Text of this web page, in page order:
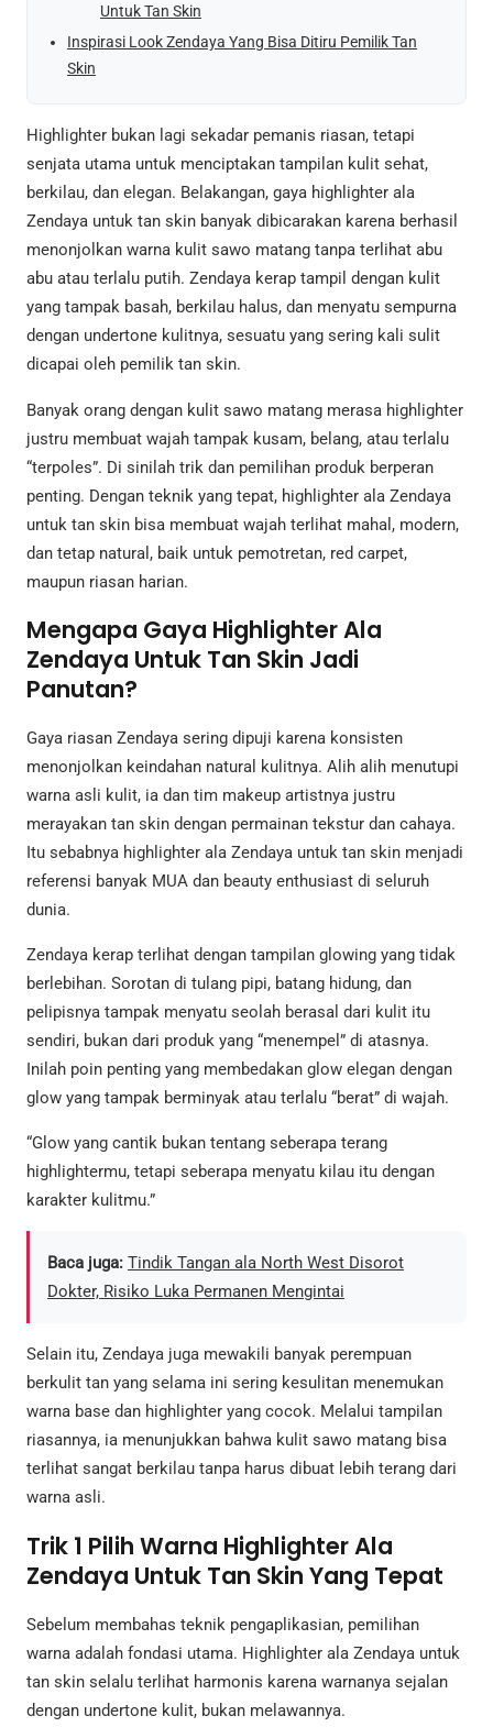
Untuk Tan Skin
Inspirasi Look Zendaya Yang Bisa Ditiru Pemilik Tan
Skin
Highlighter bukan lagi sekadar pemanis riasan, tetapi
senjata utama untuk menciptakan tampilan kulit sehat,
berkilau, dan elegan. Belakangan, gaya highlighter ala
Zendaya untuk tan skin banyak dibicarakan karena berhasil
menonjolkan warna kulit sawo matang tanpa terlihat abu
abu atau terlalu putih. Zendaya kerap tampil dengan kulit
yang tampak basah, berkilau halus, dan menyatu sempurna
dengan undertone kulitnya, sesuatu yang sering kali sulit
dicapai oleh pemilik tan skin.
Banyak orang dengan kulit sawo matang merasa highlighter
justru membuat wajah tampak kusam, belang, atau terlalu
“terpoles”. Di sinilah trik dan pemilihan produk berperan
penting. Dengan teknik yang tepat, highlighter ala Zendaya
untuk tan skin bisa membuat wajah terlihat mahal, modern,
dan tetap natural, baik untuk pemotretan, red carpet,
maupun riasan harian.
Mengapa Gaya Highlighter Ala
Zendaya Untuk Tan Skin Jadi
Panutan?
Gaya riasan Zendaya sering dipuji karena konsisten
menonjolkan keindahan natural kulitnya. Alih alih menutupi
warna asli kulit, ia dan tim makeup artistnya justru
merayakan tan skin dengan permainan tekstur dan cahaya.
Itu sebabnya highlighter ala Zendaya untuk tan skin menjadi
referensi banyak MUA dan beauty enthusiast di seluruh
dunia.
Zendaya kerap terlihat dengan tampilan glowing yang tidak
berlebihan. Sorotan di tulang pipi, batang hidung, dan
pelipisnya tampak menyatu seolah berasal dari kulit itu
sendiri, bukan dari produk yang “menempel” di atasnya.
Inilah poin penting yang membedakan glow elegan dengan
glow yang tampak berminyak atau terlalu “berat” di wajah.
“Glow yang cantik bukan tentang seberapa terang
highlightermu, tetapi seberapa menyatu kilau itu dengan
karakter kulitmu.”
Baca juga: Tindik Tangan ala North West Disorot
Dokter, Risiko Luka Permanen Mengintai
Selain itu, Zendaya juga mewakili banyak perempuan
berkulit tan yang selama ini sering kesulitan menemukan
warna base dan highlighter yang cocok. Melalui tampilan
riasannya, ia menunjukkan bahwa kulit sawo matang bisa
terlihat sangat berkilau tanpa harus dibuat lebih terang dari
warna asli.
Trik 1 Pilih Warna Highlighter Ala
Zendaya Untuk Tan Skin Yang Tepat
Sebelum membahas teknik pengaplikasian, pemilihan
warna adalah fondasi utama. Highlighter ala Zendaya untuk
tan skin selalu terlihat harmonis karena warnanya sejalan
dengan undertone kulit, bukan melawannya.